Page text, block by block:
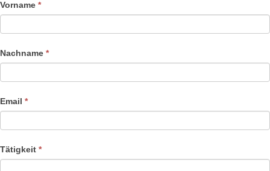
C
o
u
r
s
e
R
e
g
s
Vorname *
Nachname *
Email *
Tätigkeit *